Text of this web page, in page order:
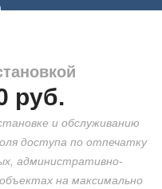
руб.
и обслуживанию
доступа по отпечатку
административно-
на максимально